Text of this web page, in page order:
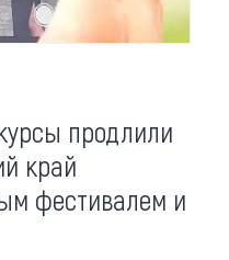
продлили
край
фестивалем и